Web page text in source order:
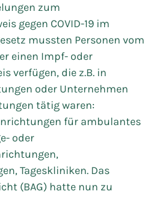
zum
gegen COVID-19 im
mussten Personen vom
einen Impf- oder
verfügen, die z.B. in
oder Unternehmen
tätig waren:
für ambulantes
oder
Tageskliniken. Das
(BAG) hatte nun zu